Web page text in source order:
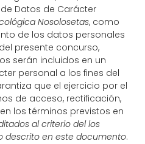
Datos de Carácter
Nosolosetas, como
de los datos personales
presente concurso,
serán incluidos en un
personal a los fines del
que el ejercicio por el
de acceso, rectificación,
los términos previstos en
al criterio del los
descrito en este documento.